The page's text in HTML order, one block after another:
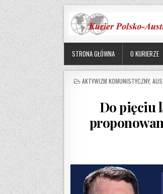
Skip to content
STRONA GŁÓWNA O KURIERZE
POSTED IN
AKTYWIZM KOMUNISTYCZNY,
Do pięciu